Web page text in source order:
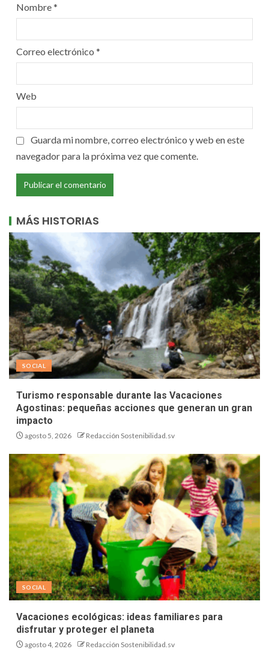
Nombre*
Correo electrónico *
Web
Guarda mi nombre, correo electrónico y web en este
navegador para la próxima vez que comente.
MÁS HISTORIAS
SOCIAL
Turismo responsable durante las Vacaciones
Agostinas: pequeñas acciones que generan un gran
impacto
agosto 5, 2026 Redacción Sostenibilidad.sv
SOCIAL
Vacaciones ecológicas: ideas familiares para
disfrutar y proteger el planeta
agosto 4, 2026 Redacción Sostenibilidad.sv